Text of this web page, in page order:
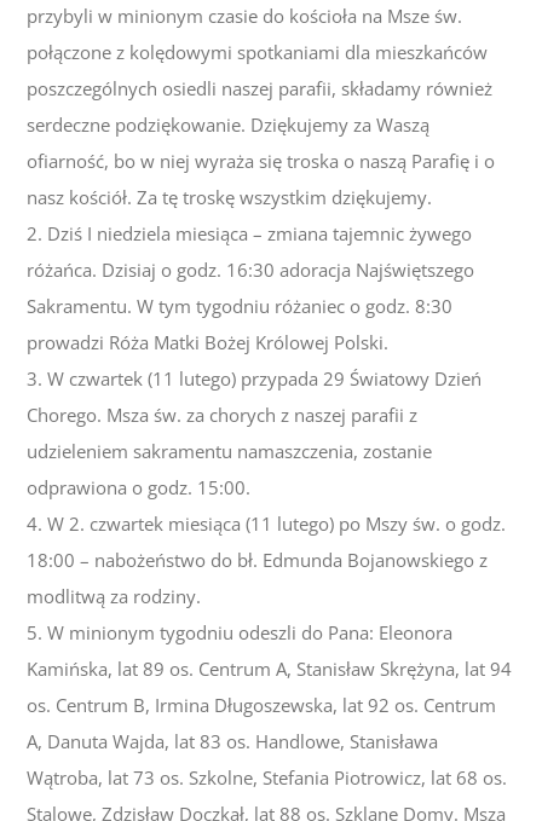
przybyli w minionym czasie do kościoła na Msze św.
połączone z kolędowymi spotkaniami dla mieszkańców
poszczególnych osiedli naszej parafii, składamy również
serdeczne podziękowanie. Dziękujemy za Waszą
ofiarność, bo w niej wyraża się troska o naszą Parafię i o
nasz kościół. Za tę troskę wszystkim dziękujemy.
2. Dziś I niedziela miesiąca – zmiana tajemnic żywego
różańca. Dzisiaj o godz. 16:30 adoracja Najświętszego
Sakramentu. W tym tygodniu różaniec o godz. 8:30
prowadzi Róża Matki Bożej Królowej Polski.
3. W czwartek (11 lutego) przypada 29 Światowy Dzień
Chorego. Msza św. za chorych z naszej parafii z
udzieleniem sakramentu namaszczenia, zostanie
odprawiona o godz. 15:00.
4. W 2. czwartek miesiąca (11 lutego) po Mszy św. o godz.
18:00 – nabożeństwo do bł. Edmunda Bojanowskiego z
modlitwą za rodziny.
5. W minionym tygodniu odeszli do Pana: Eleonora
Kamińska, lat 89 os. Centrum A, Stanisław Skrężyna, lat 94
os. Centrum B, Irmina Długoszewska, lat 92 os. Centrum
A, Danuta Wajda, lat 83 os. Handlowe, Stanisława
Wątroba, lat 73 os. Szkolne, Stefania Piotrowicz, lat 68 os.
Stalowe, Zdzisław Doczkał, lat 88 os. Szklane Domy. Msza